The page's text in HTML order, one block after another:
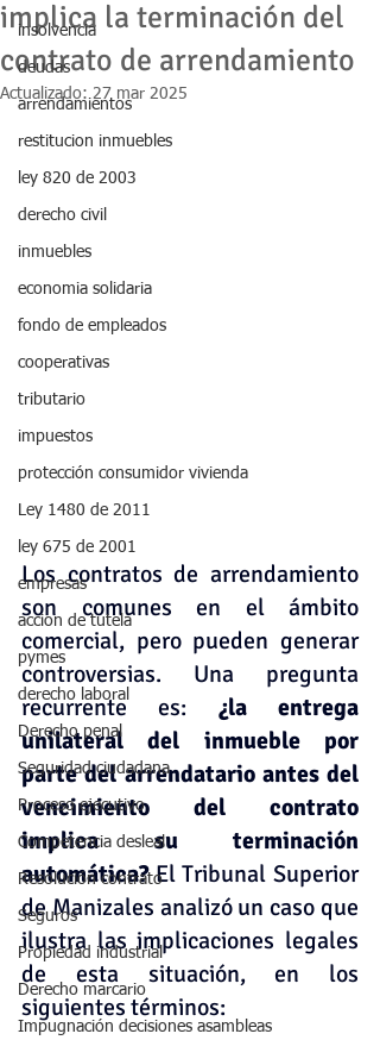
insolvencia
deudas
arrendamientos
restitucion inmuebles
ley 820 de 2003
derecho civil
inmuebles
economia solidaria
fondo de empleados
cooperativas
tributario
impuestos
protección consumidor vivienda
Ley 1480 de 2011
ley 675 de 2001
empresas
accion de tutela
pymes
derecho laboral
Derecho penal
Seguridad ciudadana
Proceso ejecutivo
Competencia desleal
Resolución contrato
Seguros
Propiedad industrial
Derecho marcario
Impugnación decisiones asambleas
implica la terminación del
contrato de arrendamiento
Actualizado:27 mar 2025
Los contratos de arrendamiento
son comunes en el ámbito
comercial, pero pueden generar
controversias. Una pregunta
recurrente es: ¿la entrega
unilateral del inmueble por
parte del arrendatario antes del
vencimiento del contrato
implica su terminación
automática? El Tribunal Superior
de Manizales analizó un caso que
ilustra las implicaciones legales
de esta situación, en los
siguientes términos: